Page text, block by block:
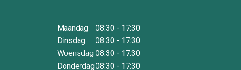
Maandag
08:30 - 17:30
Dinsdag
08:30 - 17:30
Woensdag 08:30 - 17:30
Donderdag08:30 - 17:30